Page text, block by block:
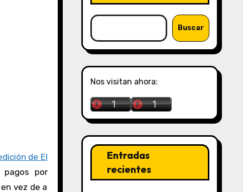
de El
por
vez de a
Buscar
Nos visitan ahora:
Entradas
recientes